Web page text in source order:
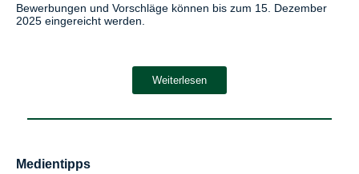
Bewerbungen und Vorschläge können bis zum 15. Dezember
2025 eingereicht werden.
Weiterlesen
Medientipps